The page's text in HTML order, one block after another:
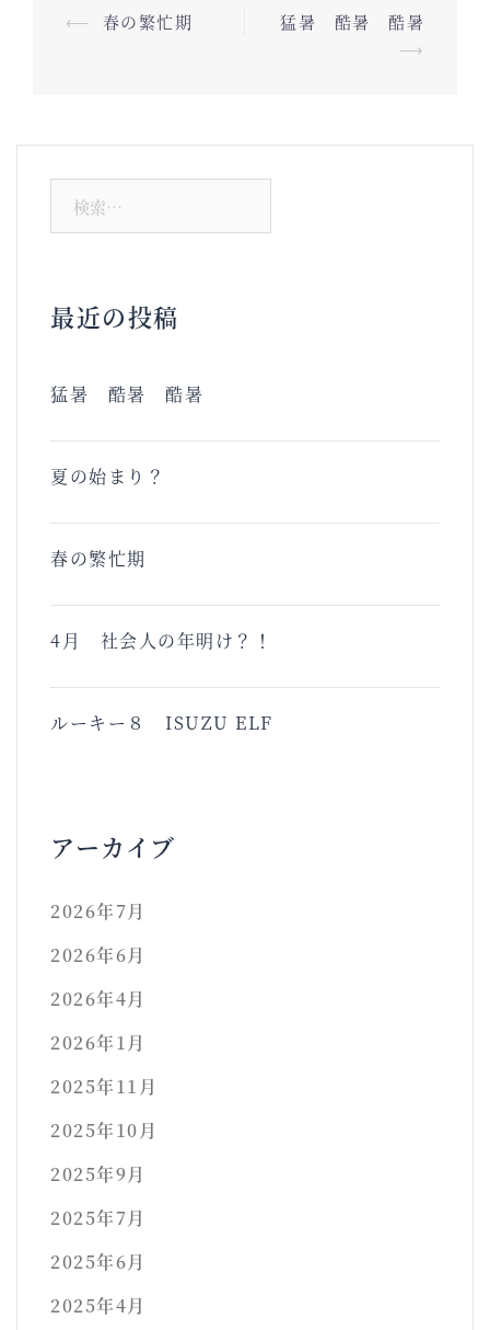
投
ゲ
ー
シ
⟵ 春の繁忙期
猛暑 酷暑 酷暑
⟶
最近の投稿
猛暑 酷暑 酷暑
夏の始まり？
春の繁忙期
4月 社会人の年明け？！
ルーキー８ ISUZU ELF
アーカイブ
2026年7月
2026年6月
2026年4月
2026年1月
2025年11月
2025年10月
2025年9月
2025年7月
2025年6月
2025年4月